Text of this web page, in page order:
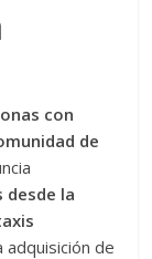
con
de
desde la
adquisición de